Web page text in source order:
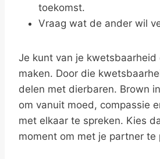
toekomst.
Vraag wat de ander wil
Je kunt van je kwetsbaarheid
maken. Door die
delen met dierbaren. Brown
om vanuit moed, compassie
met elkaar te spreken. Kies
moment om met je partner te